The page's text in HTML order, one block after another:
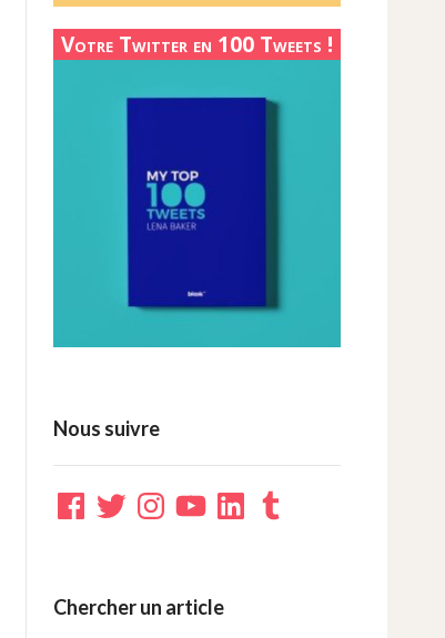
Votre Twitter en 100 Tweets !
Nous suivre
Facebook
TwitterInstagramYouTubeLinkedInTumblr
Chercher un article